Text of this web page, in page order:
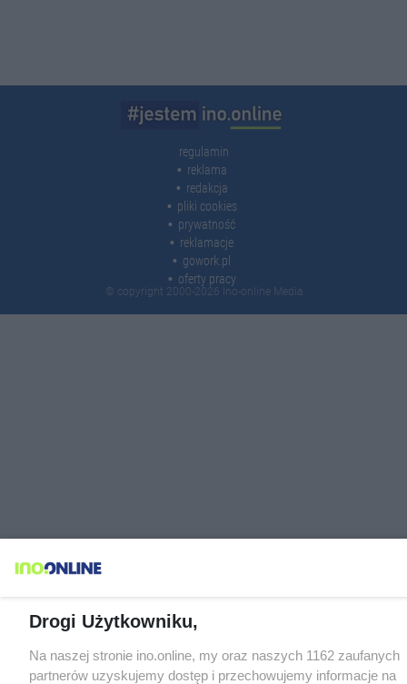
regulamin
reklama
redakcja
pliki cookies
prywatność
reklamacje
gowork.pl
oferty pracy
© copyright 2000-2026 Ino-online Media
Drogi Użytkowniku,
Na naszej stronie ino.online, my oraz naszych 1162 zaufanych
partnerów uzyskujemy dostęp i przechowujemy informacje na